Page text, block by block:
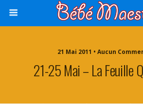
21 Mai 2011 • Aucun
21-25 Mai – La Feuille